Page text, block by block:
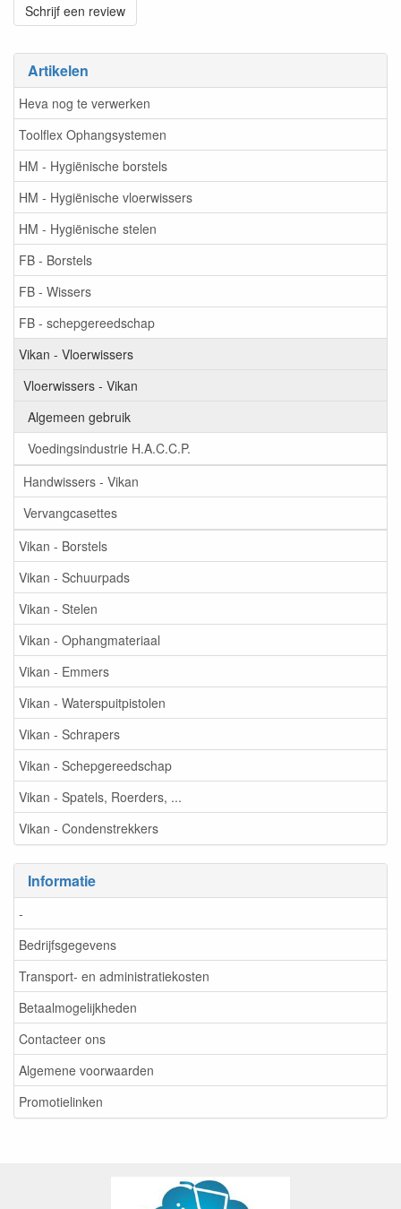
Artikelen
Heva nog te verwerken
Toolflex Ophangsystemen
HM - Hygiënische borstels
HM - Hygiënische vloerwissers
HM - Hygiënische stelen
FB - Borstels
FB - Wissers
FB - schepgereedschap
Vikan - Vloerwissers
Vloerwissers - Vikan
Algemeen gebruik
Voedingsindustrie H.A.C.C.P.
Handwissers - Vikan
Vervangcasettes
Vikan - Borstels
Vikan - Schuurpads
Vikan - Stelen
Vikan - Ophangmateriaal
Vikan - Emmers
Vikan - Waterspuitpistolen
Vikan - Schrapers
Vikan - Schepgereedschap
Vikan - Spatels, Roerders, ...
Vikan - Condenstrekkers
Informatie
-
Bedrijfsgegevens
Transport- en administratiekosten
Betaalmogelijkheden
Contacteer ons
Algemene voorwaarden
Promotielinken
Schrijf een review